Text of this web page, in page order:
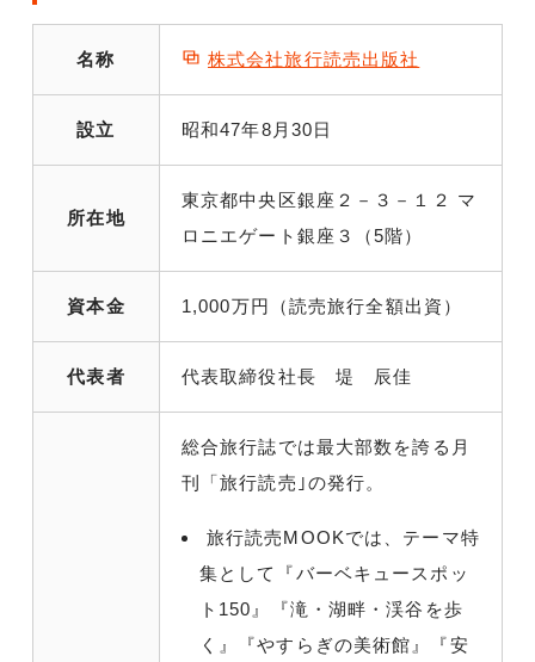
名称 株式会社旅行読売出版社
設立 昭和47年8月30日
所在地
東京都中央区銀座２－３－１２ マ
ロニエゲート銀座３（5階）
資本金 1,000万円（読売旅行全額出資）
代表者 代表取締役社長 堤 辰佳
総合旅行誌では最大部数を誇る月
刊「旅行読売｣の発行。
旅行読売MOOKでは、テーマ特
集として『バーベキュースポッ
ト150』『滝・湖畔・渓谷を歩
く』『やすらぎの美術館』『安